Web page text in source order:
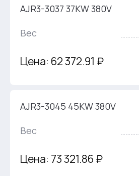
AJR3-3037 37KW 380V
Вес
Цена: 62 372.91 ₽
AJR3-3045 45KW 380V
Вес
Цена: 73 321.86 ₽